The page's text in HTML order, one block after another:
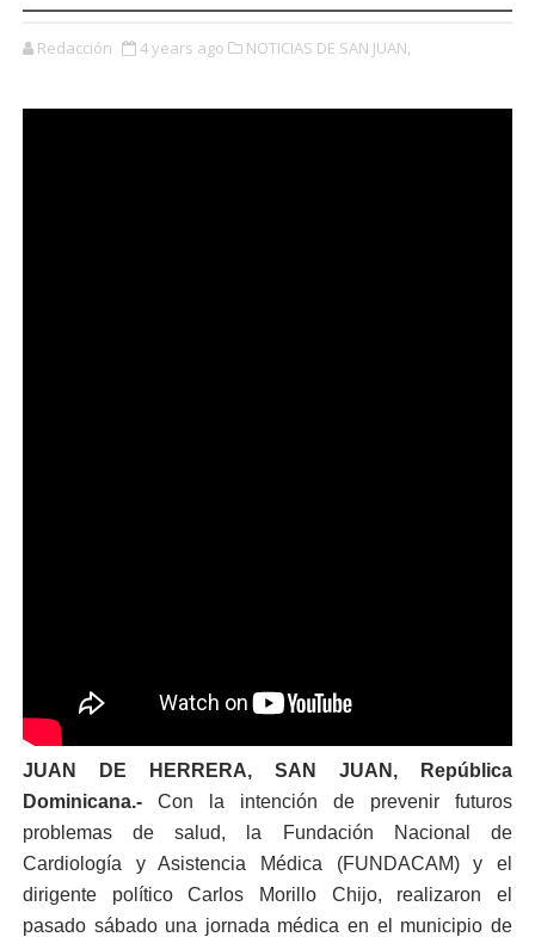
Redacción 4 years ago NOTICIAS DE SAN JUAN,
JUAN DE HERRERA, SAN JUAN, República
Dominicana.-Con la intención de prevenir futuros
problemas de salud, la Fundación Nacional de
Cardiología y Asistencia Médica (FUNDACAM) y el
dirigente político Carlos Morillo Chijo, realizaron el
pasado sábado una jornada médica en el municipio de